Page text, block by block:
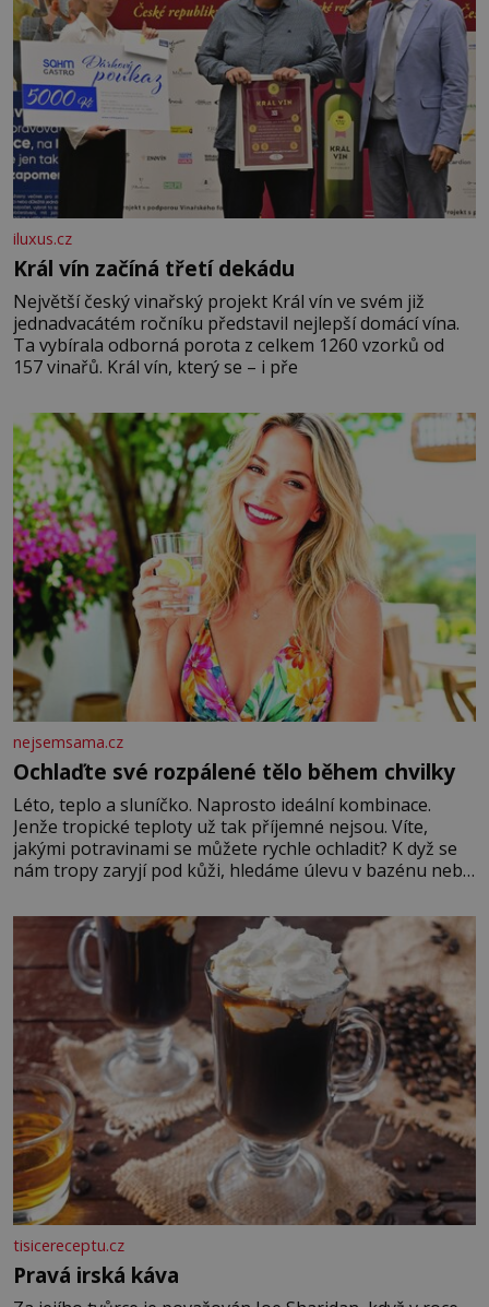
iluxus.cz
Král vín začíná třetí dekádu
Největší český vinařský projekt Král vín ve svém již
jednadvacátém ročníku představil nejlepší domácí vína.
Ta vybírala odborná porota z celkem 1260 vzorků od
157 vinařů. Král vín, který se – i pře
nejsemsama.cz
Ochlaďte své rozpálené tělo během chvilky
Léto, teplo a sluníčko. Naprosto ideální kombinace.
Jenže tropické teploty už tak příjemné nejsou. Víte,
jakými potravinami se můžete rychle ochladit? K dyž se
nám tropy zaryjí pod kůži, hledáme úlevu v bazénu nebo
blízkosti. Nemusíte však zoufat. Pokud budete mít
promyšlený jídelníček, žadné pařáky si na vás
tisicereceptu.cz
Pravá irská káva